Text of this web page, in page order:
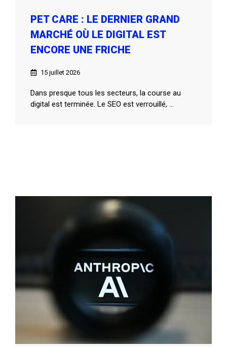
PET CARE : LE DERNIER GRAND
MARCHÉ OÙ LE DIGITAL EST
ENCORE UNE FRICHE
15 juillet 2026
Dans presque tous les secteurs, la course au
digital est terminée. Le SEO est verrouillé, ...